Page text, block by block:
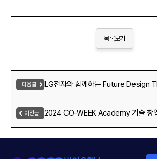
목록보기
다음글
LG전자와 함께하는 Future Design
이전글
2024 CO-WEEK Academy 기술 창